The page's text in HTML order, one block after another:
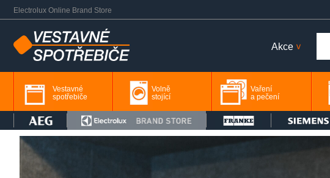
Electrolux Online Brand Store
Akce>
Vestavné
spotřebiče
Volně
stojící
Vaření
a pečení